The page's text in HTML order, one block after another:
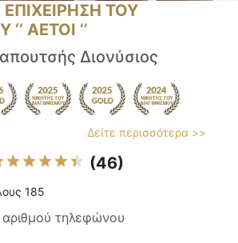
ΕΠΙΧΕΙΡΗΣΗ ΤΟΥ
ΑΕΤΟΙ ‘’
Διονύσιος
Δείτε περισσότερα >>
(46)
185
τηλεφώνου